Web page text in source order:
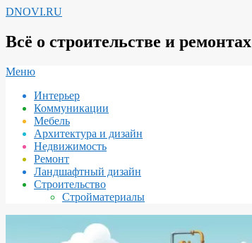
Перейти
содержимому
DNOVI.RU
Всё о строительстве и ремонтах
Вторичное
навигации
Меню
Интерьер
Коммуникации
Мебель
Архитектура и дизайн
Недвижимость
Ремонт
Ландшафтный дизайн
Строительство
Стройматериалы